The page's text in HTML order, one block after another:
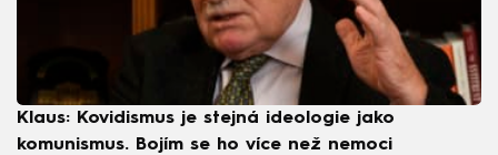
Klaus: Kovidismus je stejná ideologie jako
komunismus. Bojím se ho více než nemoci